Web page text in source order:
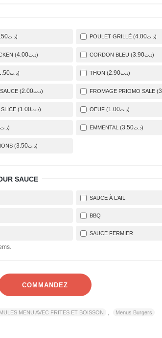
د.ت.50 ) POULET GRILLÉ ( د.ت 4.00 )
( د.ت 4.00 ) CORDON BLEU ( د.ت 3.90 )
د.ت.50 ) THON ( د.ت 2.90 )
( د.ت 2.00 ) FROMAGE PRIOMO SALE (3
( د.ت 1.00 ) OEUF ( د.ت 1.00 )
د.ت) EMMENTAL ( د.ت 3.50 )
( د.ت 3.50 )
SAUCE
SAUCE À L’AIL
BBQ
SAUCE FERMIER
COMMANDEZ
MENU AVEC FRITES ET BOISSON , Menus Burgers